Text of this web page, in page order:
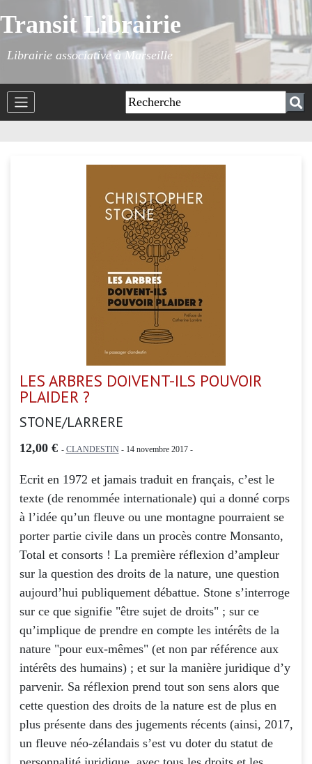
Transit Librairie
Librairie associative à Marseille
LES ARBRES DOIVENT-ILS POUVOIR
PLAIDER ?
STONE/LARRERE
12,00 € - CLANDESTIN- 14 novembre 2017 -
Ecrit en 1972 et jamais traduit en français, c’est le
texte (de renommée internationale) qui a donné corps
à l’idée qu’un fleuve ou une montagne pourraient se
porter partie civile dans un procès contre Monsanto,
Total et consorts ! La première réflexion d’ampleur
sur la question des droits de la nature, une question
aujourd’hui publiquement débattue. Stone s’interroge
sur ce que signifie "être sujet de droits" ; sur ce
qu’implique de prendre en compte les intérêts de la
nature "pour eux-mêmes" (et non par référence aux
intérêts des humains) ; et sur la manière juridique d’y
parvenir. Sa réflexion prend tout son sens alors que
cette question des droits de la nature est de plus en
plus présente dans des jugements récents (ainsi, 2017,
un fleuve néo-zélandais s’est vu doter du statut de